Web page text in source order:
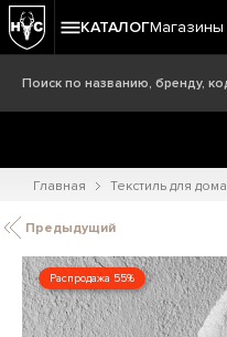
КАТАЛОГМагазины
Главная Текстиль для дома
Предыдущий
Распродажа 55%